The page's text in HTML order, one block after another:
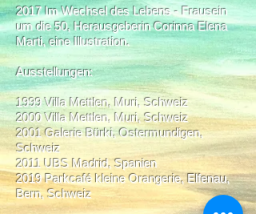
2017 Im Wechsel des Lebens - Frausein
um die 50, Herausgeberin Corinna Elena
Marti, eine Illustration.
Ausstellungen:
1999 Villa Mettlen, Muri, Schweiz
2000 Villa Mettlen, Muri, Schweiz
2001 Galerie Bürki, Ostermundigen,
Schweiz
2011 UBS Madrid, Spanien
2019 Parkcafé kleine Orangerie, Elfenau,
Bern, Schweiz